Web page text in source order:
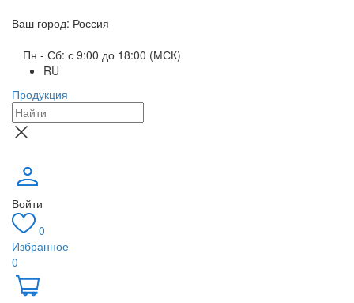
Ваш город: Россия
Пн - Сб: с 9:00 до 18:00 (МСК)
RU
Продукция
Войти
0
Избранное
0